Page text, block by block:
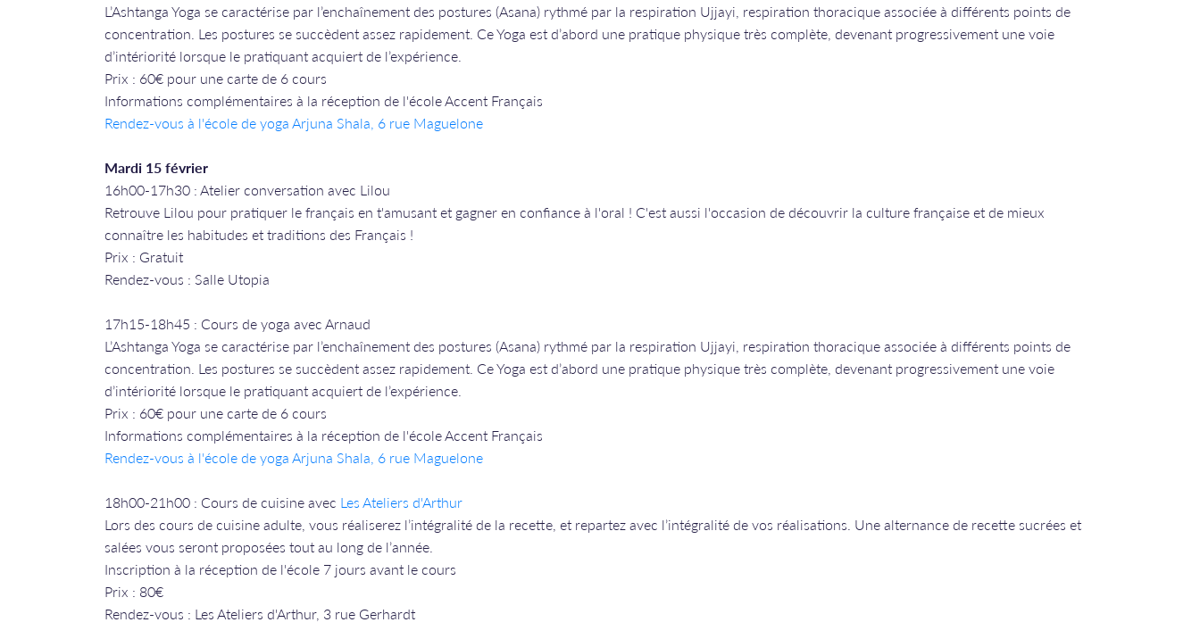
L’Ashtanga Yoga se caractérise par l’enchaînement des postures (Asana) rythmé par la respiration Ujjayi, respiration thoracique associée à différents points de
concentration. Les postures se succèdent assez rapidement. Ce Yoga est d’abord une pratique physique très complète, devenant progressivement une voie
d’intériorité lorsque le pratiquant acquiert de l’expérience.
Prix : 60€ pour une carte de 6 cours
Informations complémentaires à la réception de l'école Accent Français
Rendez-vous à l'école de yoga Arjuna Shala, 6 rue Maguelone
Mardi 15 février
16h00-17h30 : Atelier conversation avec Lilou
Retrouve Lilou pour pratiquer le français en t'amusant et gagner en confiance à l'oral ! C'est aussi l'occasion de découvrir la culture française et de mieux
connaître les habitudes et traditions des Français !
Prix : Gratuit
Rendez-vous : Salle Utopia
17h15-18h45 : Cours de yoga avec Arnaud
L’Ashtanga Yoga se caractérise par l’enchaînement des postures (Asana) rythmé par la respiration Ujjayi, respiration thoracique associée à différents points de
concentration. Les postures se succèdent assez rapidement. Ce Yoga est d’abord une pratique physique très complète, devenant progressivement une voie
d’intériorité lorsque le pratiquant acquiert de l’expérience.
Prix : 60€ pour une carte de 6 cours
Informations complémentaires à la réception de l'école Accent Français
Rendez-vous à l'école de yoga Arjuna Shala, 6 rue Maguelone
18h00-21h00 : Cours de cuisine avec Les Ateliers d'Arthur
Lors des cours de cuisine adulte, vous réaliserez l’intégralité de la recette, et repartez avec l’intégralité de vos réalisations. Une alternance de recette sucrées et
salées vous seront proposées tout au long de l’année.
Inscription à la réception de l'école 7 jours avant le cours
Prix : 80€
Rendez-vous : Les Ateliers d'Arthur, 3 rue Gerhardt